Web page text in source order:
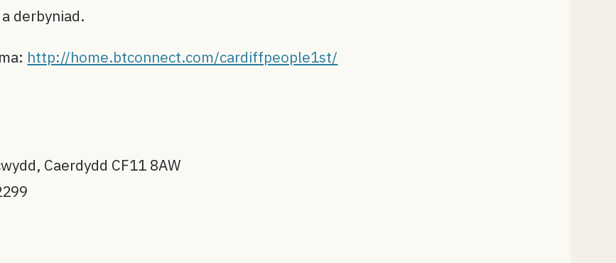
derbyniad.
http://home.btconnect.com/cardiffpeople1st/
Caerdydd CF11 8AW